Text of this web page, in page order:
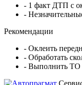
- 1 факт ДТП с
-
Рекомендации
- Оклеить
- Обработать
- Выполнить ТО